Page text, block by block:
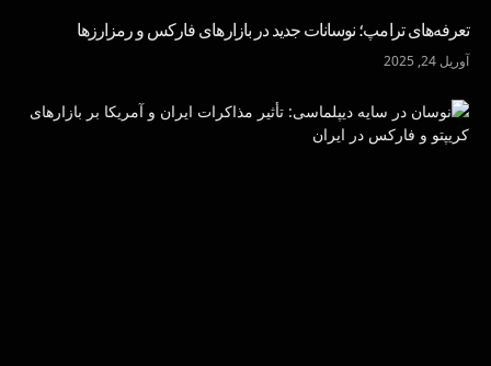
تعرفه‌های ترامپ؛ نوسانات جدید در بازارهای فارکس و رمزارزها
آوریل 24, 2025